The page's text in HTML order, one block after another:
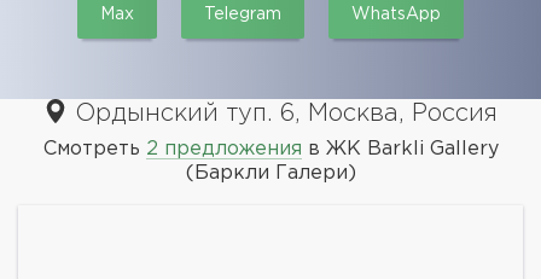
Max Telegram WhatsApp
Ордынский туп. 6, Москва, Россия
Смотреть 2 предложения в ЖК Barkli Gallery
(Баркли Галери)